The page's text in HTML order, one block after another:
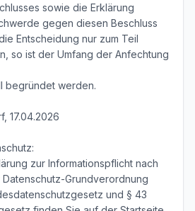
sowie die Erklärung
gegen diesen Beschluss
Entscheidung nur zum Teil
so ist der Umfang der Anfechtung
begründet werden.
17.04.2026
zur Informationspflicht nach
Datenschutz-Grundverordnung
und § 43